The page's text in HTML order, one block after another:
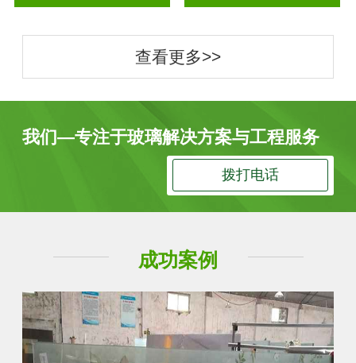
查看更多>>
我们—专注于玻璃解决方案与工程服务
拨打电话
成功案例